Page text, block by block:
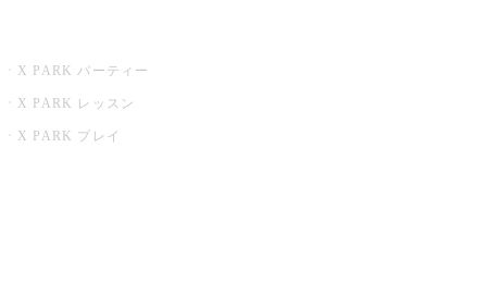
X PARK パーティー
X PARK レッスン
X PARK プレイ